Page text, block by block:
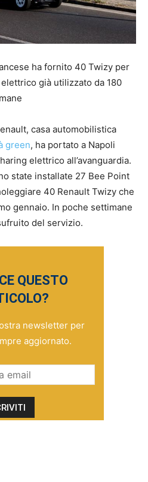
ha fornito 40 Twizy per
già utilizzato da 180
casa automobilistica
green, ha portato a Napoli
elettrico all’avanguardia.
state installate 27 Bee Point
40 Renault Twizy che
gennaio. In poche settimane
del servizio.
QUESTO
newsletter per
aggiornato.